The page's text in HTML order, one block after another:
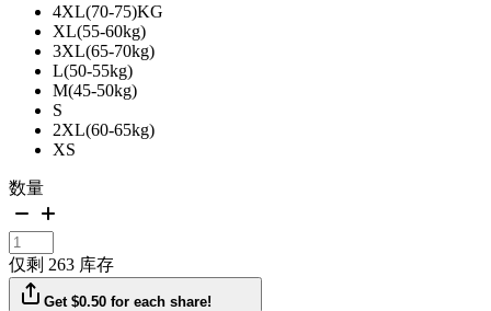
4XL(70-75)KG
XL(55-60kg)
3XL(65-70kg)
L(50-55kg)
M(45-50kg)
S
2XL(60-65kg)
XS
数量
仅剩 263 库存
Get $0.50 for each share!